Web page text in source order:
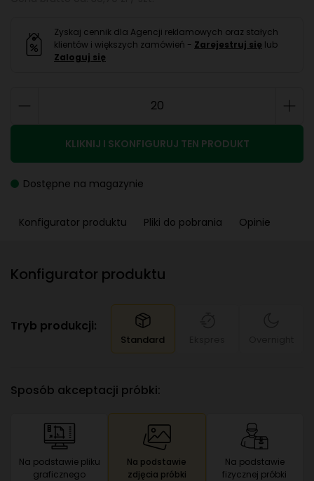
Zyskaj cennik dla Agencji reklamowych oraz stałych
klientów i większych zamówień - Zarejestruj się lub
Zaloguj się
KLIKNIJ I SKONFIGURUJ TEN PRODUKT
Dostępne na magazynie
Konfigurator produktu Pliki do pobrania Opinie
Konfigurator produktu
Tryb produkcji:
Standard
Sposób akceptacji próbki:
Na podstawie pliku
graficznego
Na podstawie
zdjęcia próbki
Na podstawie
fizycznej próbki